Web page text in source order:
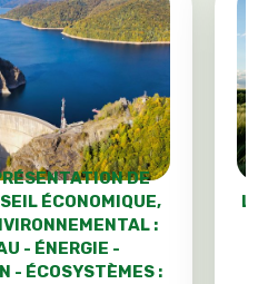
DE
ÉCONOMIQUE,
:
- ÉNERGIE -
- ÉCOSYSTÈMES :